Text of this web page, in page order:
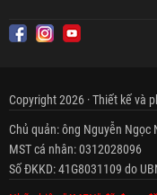
Copyright 2026 · Thiết kế và
Chủ quản: ông Nguyễn Ngọc
MST cá nhân: 0312028096
Số ĐKKD: 41G8031109 do